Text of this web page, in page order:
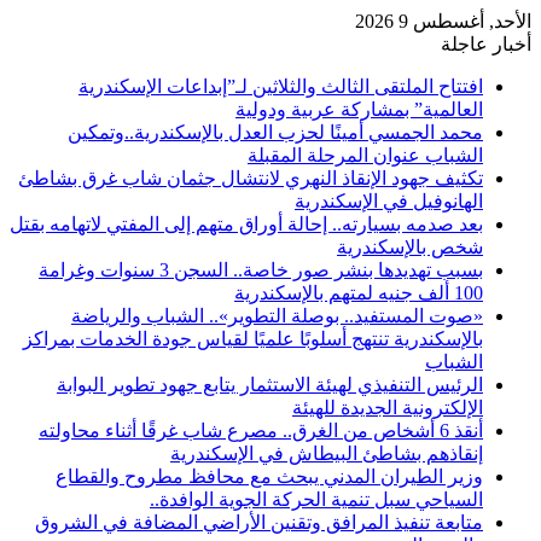
الأحد, أغسطس 9 2026
أخبار عاجلة
افتتاح الملتقى الثالث والثلاثين لـ”إبداعات الإسكندرية
العالمية” بمشاركة عربية ودولية
محمد الجمسي أمينًا لحزب العدل بالإسكندرية..وتمكين
الشباب عنوان المرحلة المقبلة
تكثيف جهود الإنقاذ النهري لانتشال جثمان شاب غرق بشاطئ
الهانوفيل في الإسكندرية
بعد صدمه بسيارته.. إحالة أوراق متهم إلى المفتي لاتهامه بقتل
شخص بالإسكندرية
بسبب تهديدها بنشر صور خاصة.. السجن 3 سنوات وغرامة
100 ألف جنيه لمتهم بالإسكندرية
«صوت المستفيد.. بوصلة التطوير».. الشباب والرياضة
بالإسكندرية تنتهج أسلوبًا علميًا لقياس جودة الخدمات بمراكز
الشباب
الرئيس التنفيذي لهيئة الاستثمار يتابع جهود تطوير البوابة
الإلكترونية الجديدة للهيئة
أنقذ 6 أشخاص من الغرق.. مصرع شاب غرقًا أثناء محاولته
إنقاذهم بشاطئ البيطاش في الإسكندرية
وزير الطيران المدني يبحث مع محافظ مطروح والقطاع
السياحي سبل تنمية الحركة الجوية الوافدة..
متابعة تنفيذ المرافق وتقنين الأراضي المضافة في الشروق